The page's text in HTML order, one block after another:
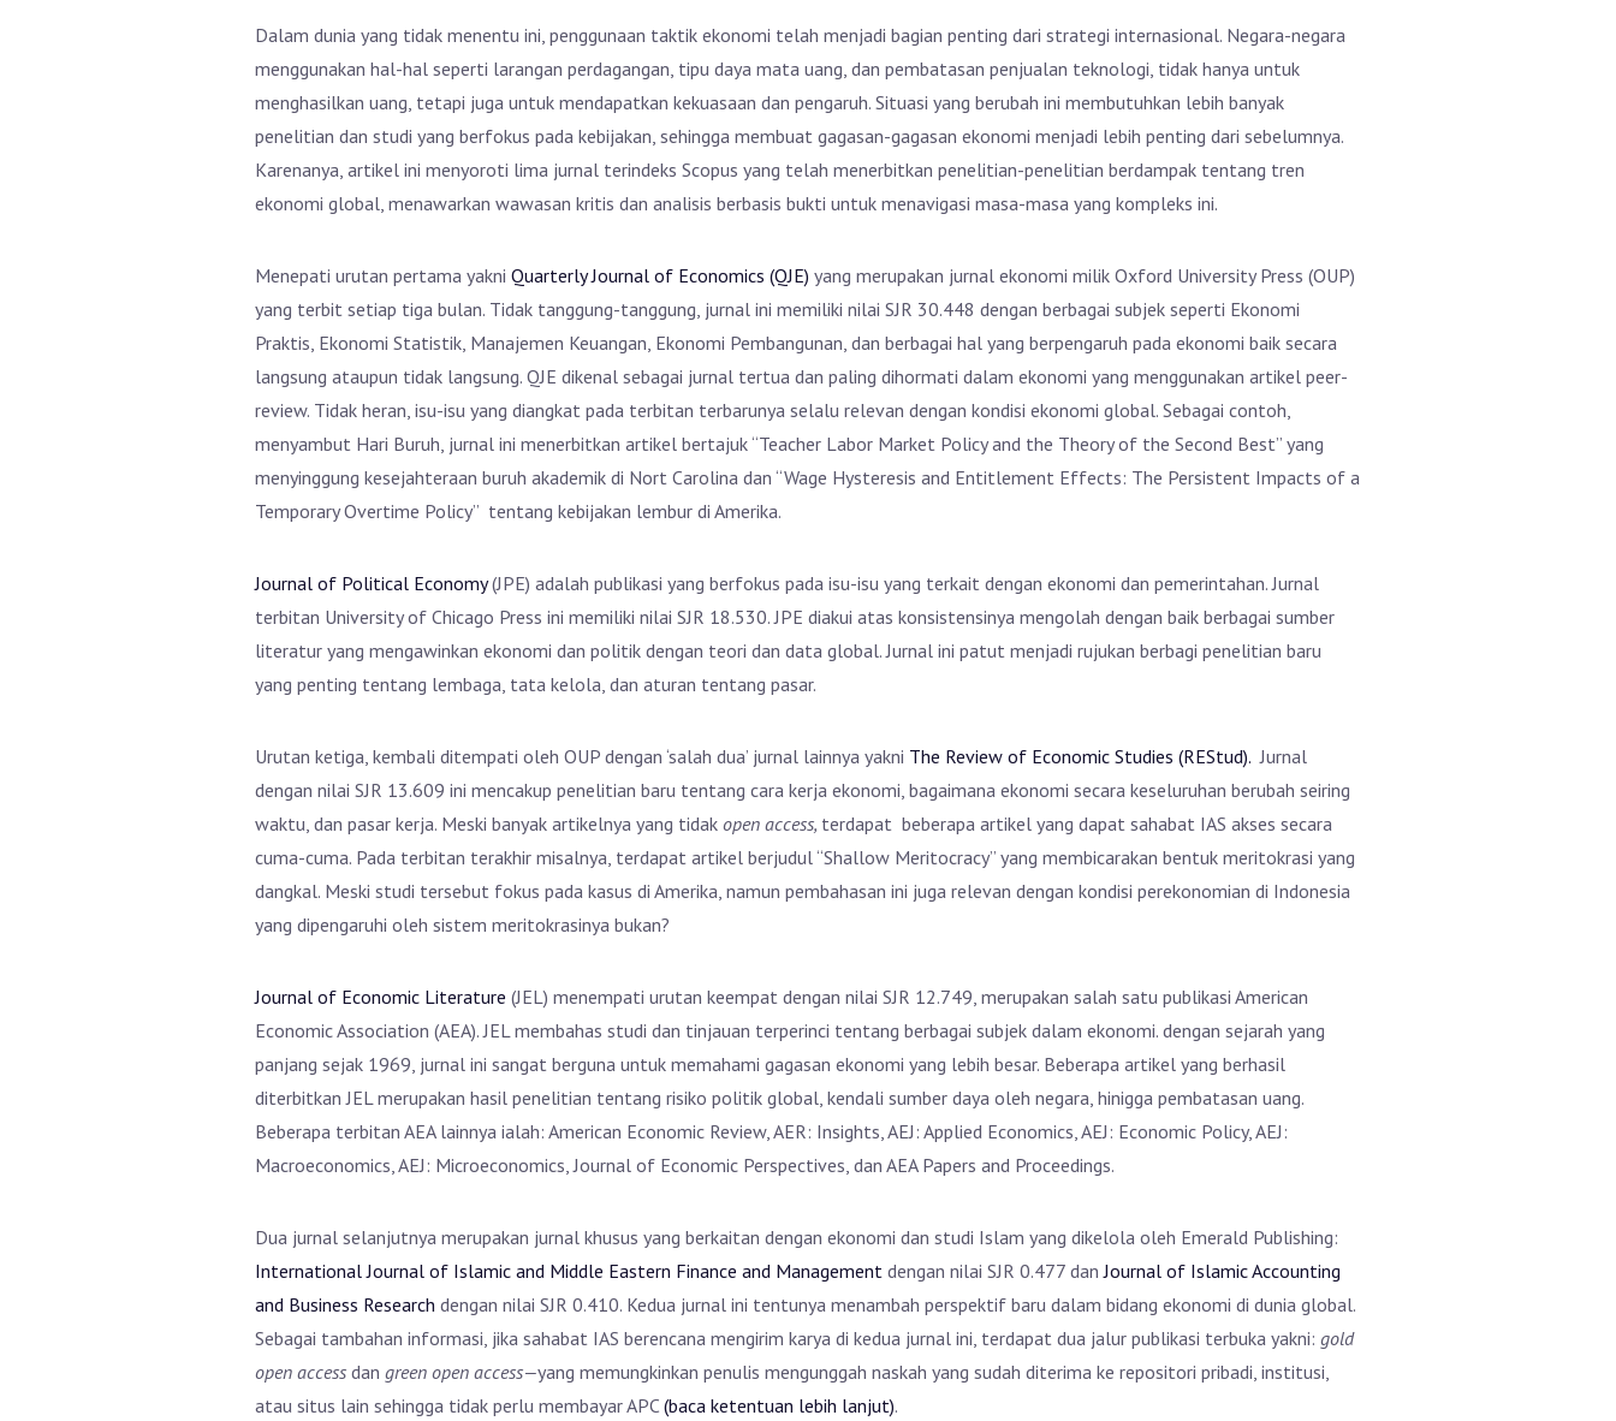
Dalam dunia yang tidak menentu ini, penggunaan taktik ekonomi telah menjadi bagian penting dari strategi internasional. Negara-negara
menggunakan hal-hal seperti larangan perdagangan, tipu daya mata uang, dan pembatasan penjualan teknologi, tidak hanya untuk
menghasilkan uang, tetapi juga untuk mendapatkan kekuasaan dan pengaruh. Situasi yang berubah ini membutuhkan lebih banyak
penelitian dan studi yang berfokus pada kebijakan, sehingga membuat gagasan-gagasan ekonomi menjadi lebih penting dari sebelumnya.
Karenanya, artikel ini menyoroti lima jurnal terindeks Scopus yang telah menerbitkan penelitian-penelitian berdampak tentang tren
ekonomi global, menawarkan wawasan kritis dan analisis berbasis bukti untuk menavigasi masa-masa yang kompleks ini.
Menepati urutan pertama yakni Quarterly Journal of Economics (QJE) yang merupakan jurnal ekonomi milik Oxford University Press (OUP)
yang terbit setiap tiga bulan. Tidak tanggung-tanggung, jurnal ini memiliki nilai SJR 30.448 dengan berbagai subjek seperti Ekonomi
Praktis, Ekonomi Statistik, Manajemen Keuangan, Ekonomi Pembangunan, dan berbagai hal yang berpengaruh pada ekonomi baik secara
langsung ataupun tidak langsung. QJE dikenal sebagai jurnal tertua dan paling dihormati dalam ekonomi yang menggunakan artikel peer-
review. Tidak heran, isu-isu yang diangkat pada terbitan terbarunya selalu relevan dengan kondisi ekonomi global. Sebagai contoh,
menyambut Hari Buruh, jurnal ini menerbitkan artikel bertajuk “Teacher Labor Market Policy and the Theory of the Second Best” yang
menyinggung kesejahteraan buruh akademik di Nort Carolina dan “Wage Hysteresis and Entitlement Effects: The Persistent Impacts of a
Temporary Overtime Policy” tentang kebijakan lembur di Amerika.
Journal of Political Economy(JPE) adalah publikasi yang berfokus pada isu-isu yang terkait dengan ekonomi dan pemerintahan. Jurnal
terbitan University of Chicago Press ini memiliki nilai SJR 18.530. JPE diakui atas konsistensinya mengolah dengan baik berbagai sumber
literatur yang mengawinkan ekonomi dan politik dengan teori dan data global. Jurnal ini patut menjadi rujukan berbagi penelitian baru
yang penting tentang lembaga, tata kelola, dan aturan tentang pasar.
Urutan ketiga, kembali ditempati oleh OUP dengan ‘salah dua’ jurnal lainnya yakni The Review of Economic Studies (REStud). Jurnal
dengan nilai SJR 13.609 ini mencakup penelitian baru tentang cara kerja ekonomi, bagaimana ekonomi secara keseluruhan berubah seiring
waktu, dan pasar kerja. Meski banyak artikelnya yang tidak open access, terdapat beberapa artikel yang dapat sahabat IAS akses secara
cuma-cuma. Pada terbitan terakhir misalnya, terdapat artikel berjudul “Shallow Meritocracy” yang membicarakan bentuk meritokrasi yang
dangkal. Meski studi tersebut fokus pada kasus di Amerika, namun pembahasan ini juga relevan dengan kondisi perekonomian di Indonesia
yang dipengaruhi oleh sistem meritokrasinya bukan?
Journal of Economic Literature (JEL) menempati urutan keempat dengan nilai SJR 12.749, merupakan salah satu publikasi American
Economic Association (AEA). JEL membahas studi dan tinjauan terperinci tentang berbagai subjek dalam ekonomi. dengan sejarah yang
panjang sejak 1969, jurnal ini sangat berguna untuk memahami gagasan ekonomi yang lebih besar. Beberapa artikel yang berhasil
diterbitkan JEL merupakan hasil penelitian tentang risiko politik global, kendali sumber daya oleh negara, hinigga pembatasan uang.
Beberapa terbitan AEA lainnya ialah: American Economic Review, AER: Insights, AEJ: Applied Economics, AEJ: Economic Policy, AEJ:
Macroeconomics, AEJ: Microeconomics, Journal of Economic Perspectives, dan AEA Papers and Proceedings.
Dua jurnal selanjutnya merupakan jurnal khusus yang berkaitan dengan ekonomi dan studi Islam yang dikelola oleh Emerald Publishing:
International Journal of Islamic and Middle Eastern Finance and Management dengan nilai SJR 0.477 danJournal of Islamic Accounting
and Business Research dengan nilai SJR 0.410. Kedua jurnal ini tentunya menambah perspektif baru dalam bidang ekonomi di dunia global.
Sebagai tambahan informasi, jika sahabat IAS berencana mengirim karya di kedua jurnal ini, terdapat dua jalur publikasi terbuka yakni: gold
open access dan green open access—yang memungkinkan penulis mengunggah naskah yang sudah diterima ke repositori pribadi, institusi,
atau situs lain sehingga tidak perlu membayar APC (baca ketentuan lebih lanjut).